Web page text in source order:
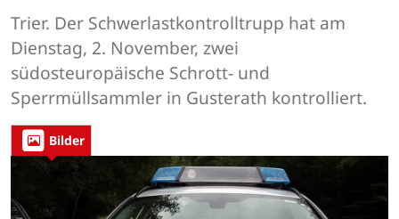
Trier. Der Schwerlastkontrolltrupp hat am
Dienstag, 2. November, zwei
südosteuropäische Schrott- und
Sperrmüllsammler in Gusterath kontrolliert.
Bilder